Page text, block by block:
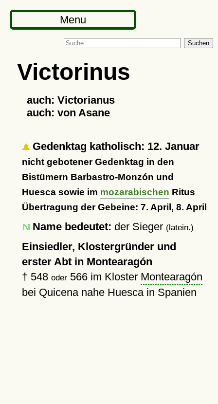
Menu
Suchen
Victorinus
auch: Victorianus
auch: von Asane
Gedenktag katholisch: 12. Januar
nicht gebotener Gedenktag in den
Bistümern Barbastro-Monzón und
Huesca sowie im mozarabischen Ritus
Übertragung der Gebeine: 7. April, 8. April
Name bedeutet: der Sieger (latein.)
Einsiedler, Klostergründer und
erster Abt in Montearagón
† 548 oder 566im Kloster Montearagón
bei Quicena nahe Huesca in Spanien